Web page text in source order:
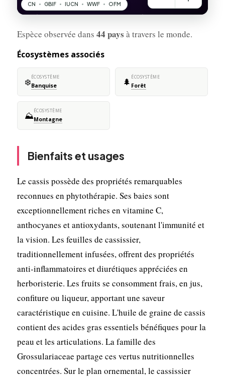
Espèce observée dans 44 pays à travers le monde.
Écosystèmes associés
❄️ÉCOSYSTÈME
Banquise 🌲 ÉCOSYSTÈME
Forêt
⛰️ÉCOSYSTÈME
Montagne
Bienfaits et usages
Le cassis possède des propriétés remarquables
reconnues en phytothérapie. Ses baies sont
exceptionnellement riches en vitamine C,
anthocyanes et antioxydants, soutenant l'immunité et
la vision. Les feuilles de cassissier,
traditionnellement infusées, offrent des propriétés
anti-inflammatoires et diurétiques appréciées en
herboristerie. Les fruits se consomment frais, en jus,
confiture ou liqueur, apportant une saveur
caractéristique en cuisine. L'huile de graine de cassis
contient des acides gras essentiels bénéfiques pour la
peau et les articulations. La famille des
Grossulariaceae partage ces vertus nutritionnelles
concentrées. Sur le plan ornemental, le cassissier